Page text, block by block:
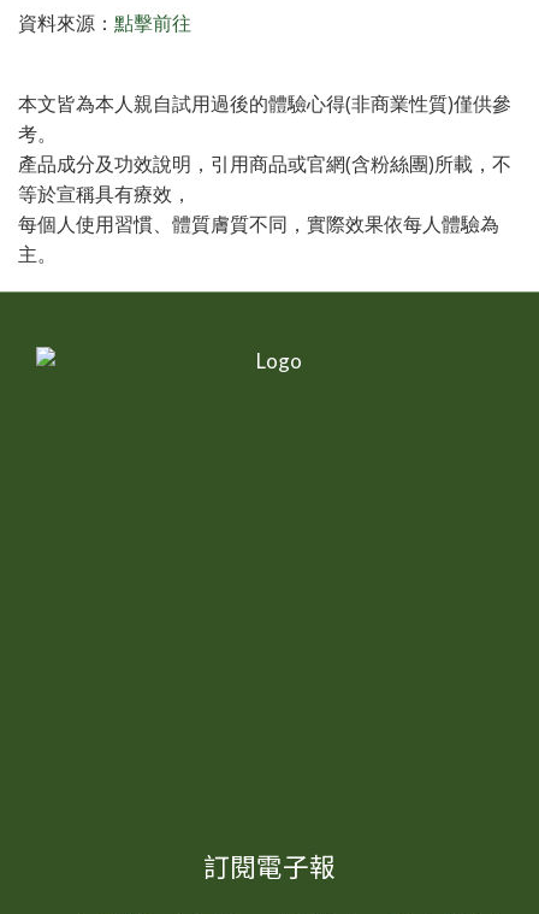
資料來源： 點擊前往
本文皆為本人親自試用過後的體驗心得(非商業性質)僅供參
考。
產品成分及功效說明，引用商品或官網(含粉絲團)所載，不
等於宣稱具有療效，
每個人使用習慣、體質膚質不同，實際效果依每人體驗為
主。
訂閱電子報